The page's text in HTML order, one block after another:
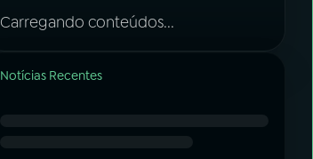
Carregando conteúdos...
Notícias Recentes